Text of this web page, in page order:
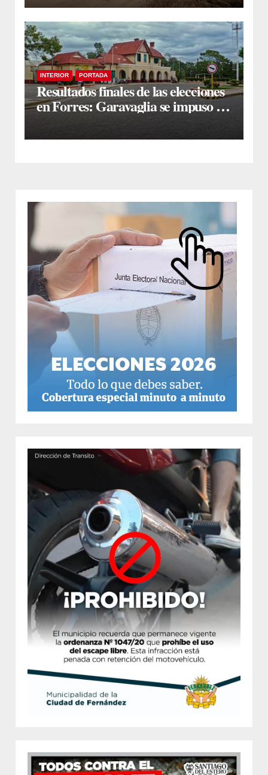
INTERIOR PORTADA
Resultados finales de las elecciones
en Forres: Garavaglia se impuso en
un ajustado escrutinio